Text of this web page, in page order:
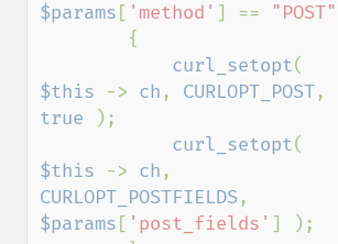
$params [ 'method' ] == "POST"
curl_setopt
$this -> ch , CURLOPT_POST
true
);
curl_setopt
$this -> ch
CURLOPT_POSTFIELDS
$params [ 'post_fields' ] );